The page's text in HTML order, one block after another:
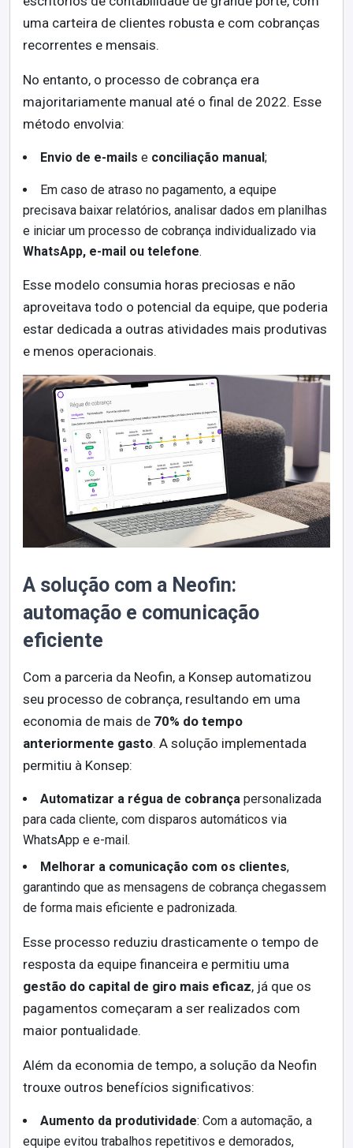
uma carteira de clientes robusta e com cobranças
recorrentes e mensais.
No entanto, o processo de cobrança era
majoritariamente manual até o final de 2022. Esse
método envolvia:
Envio de e-mails e conciliação manual;
Em caso de atraso no pagamento, a equipe
precisava baixar relatórios, analisar dados em planilhas
e iniciar um processo de cobrança individualizado via
WhatsApp, e-mail ou telefone.
Esse modelo consumia horas preciosas e não
aproveitava todo o potencial da equipe, que poderia
estar dedicada a outras atividades mais produtivas
e menos operacionais.
A solução com a Neofin:
automação e comunicação
eficiente
Com a parceria da Neofin, a Konsep automatizou
seu processo de cobrança, resultando em uma
economia de mais de 70% do tempo
anteriormente gasto. A solução implementada
permitiu à Konsep:
Automatizar a régua de cobrança personalizada
para cada cliente, com disparos automáticos via
WhatsApp e e-mail.
Melhorar a comunicação com os clientes,
garantindo que as mensagens de cobrança chegassem
de forma mais eficiente e padronizada.
Esse processo reduziu drasticamente o tempo de
resposta da equipe financeira e permitiu uma
gestão do capital de giro mais eficaz, já que os
pagamentos começaram a ser realizados com
maior pontualidade.
Além da economia de tempo, a solução da Neofin
trouxe outros benefícios significativos:
Aumento da produtividade: Com a automação, a
equipe evitou trabalhos repetitivos e demorados,